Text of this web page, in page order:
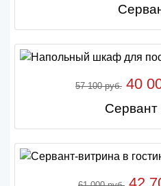
57 100 руб. 40
Сервант